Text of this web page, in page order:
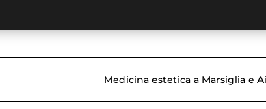
Medicina estetica a Marsiglia e